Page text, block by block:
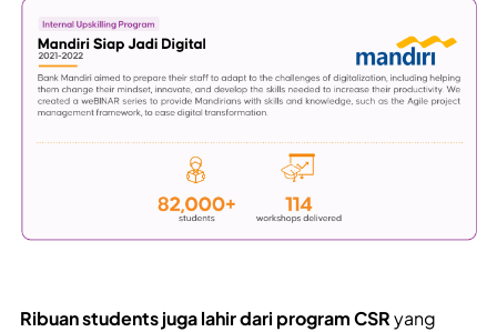
Ribuan students juga lahir dari program CSRyang